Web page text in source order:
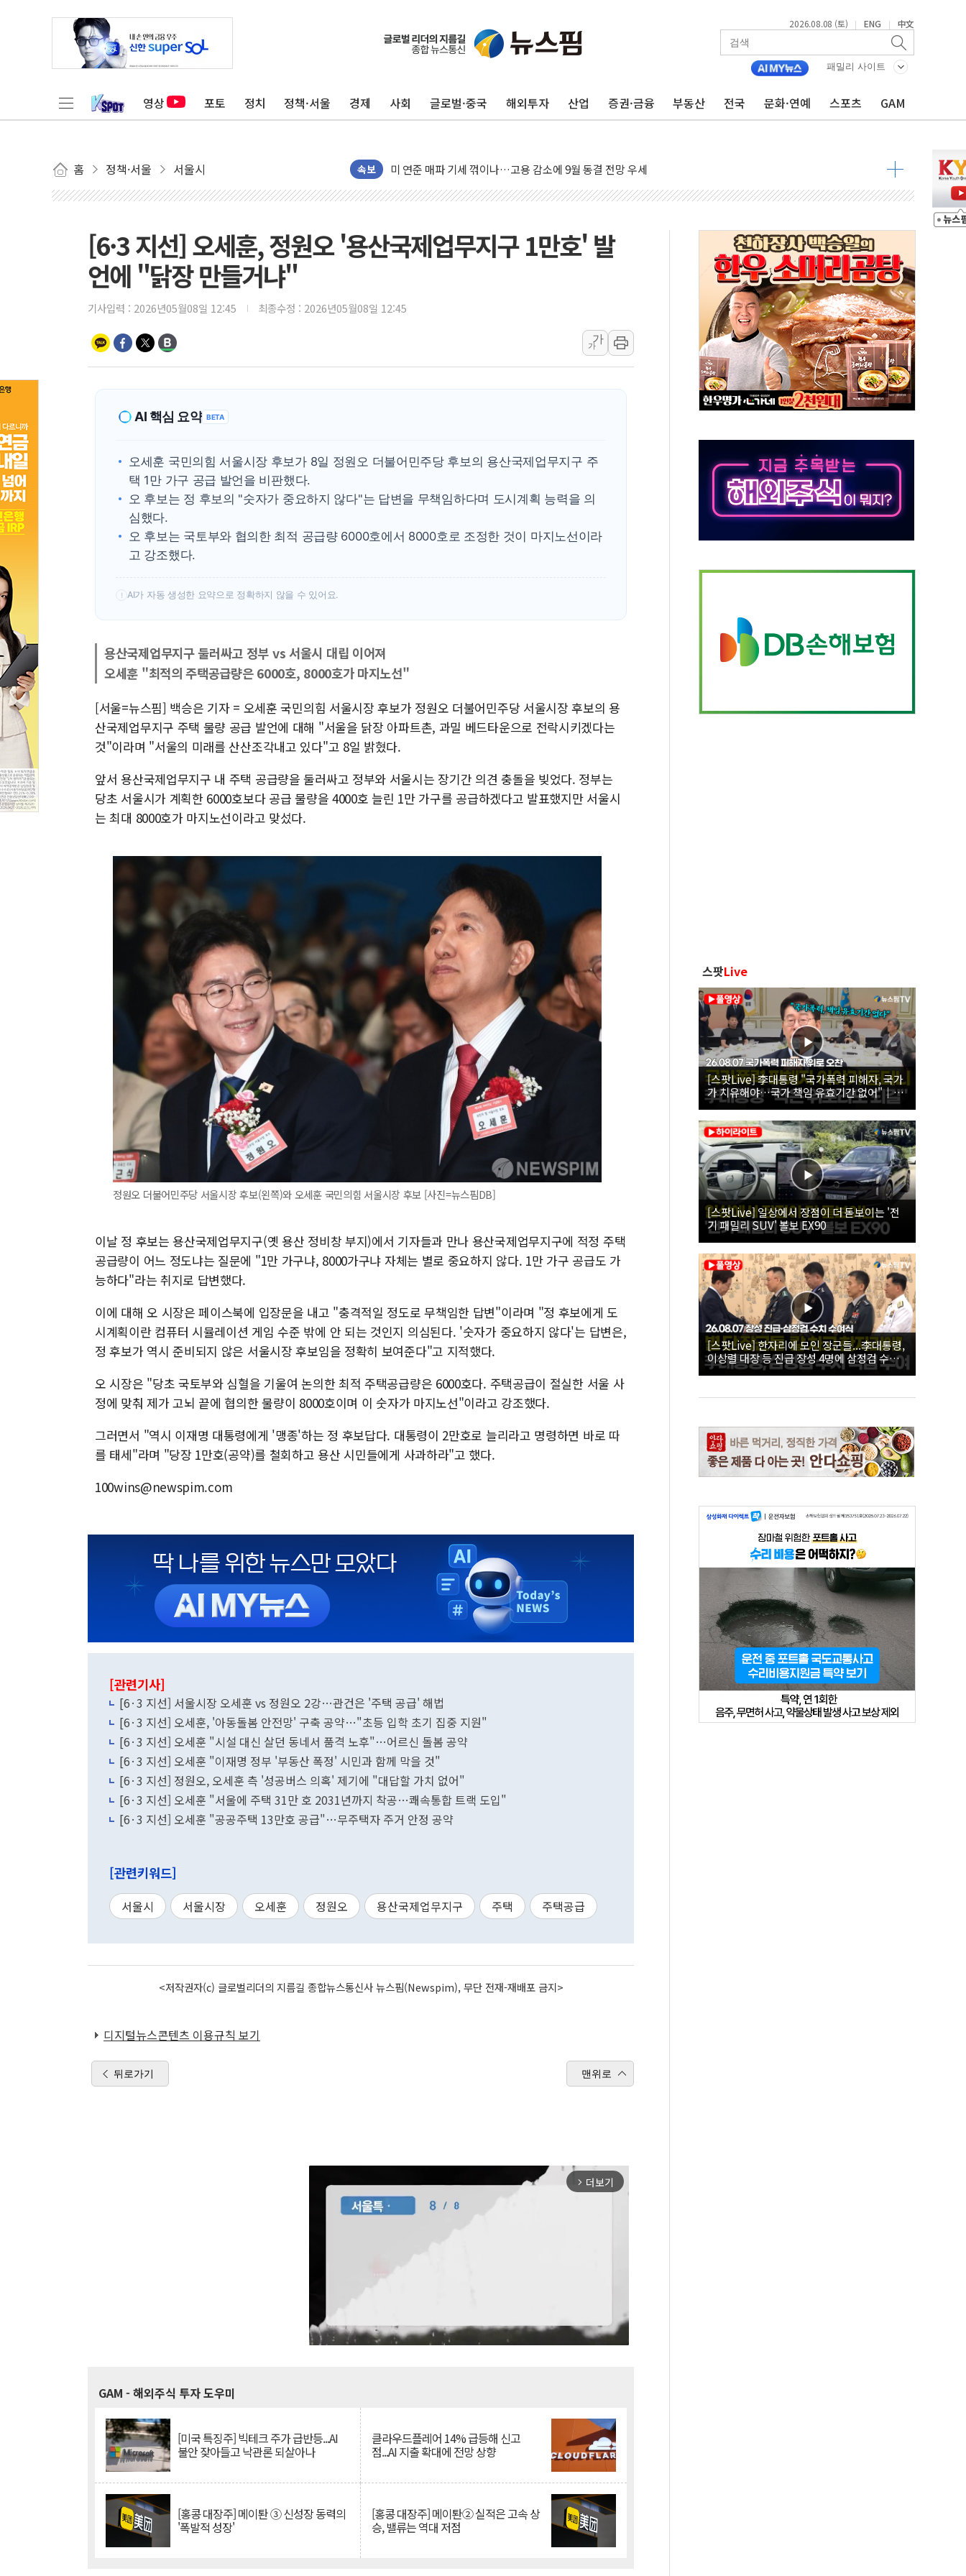
2026.08.08 (토) | ENG | 中文
패밀리 사이트
영상 포토 정치 정책·서울 경제 사회 글로벌·중국 해외투자 산업 증권·금융 부동산 전국 문화·연예 스포츠 GAM
홈 정책·서울 서울시 속보
민주, 오늘 제주·인천 경선 결과 발표...'김민석 재역전 vs 정청래 격차 확대'
트럼프, 쿡 연준 이사 해임 재추진…"26일까지 의혹 소명" 요구
[종합] 이슬람 수니파 3국, '공동방위협정' 체결… 이스라엘·이란 위협에 맞설 자체 억지력 강화
트럼프, 백신·자폐증 행정명령 검토…"이르면 다음 주"
이란 핵심 원유 수출항 '하르그섬', 최근 1주일 이상 '올스톱'… 美 해상봉쇄 영향
美 고용 쇼크에 엔화 장중 급등…시장은 "또 개입했나" 촉각
뉴욕증시 프리뷰, 美 고용 쇼크에 금리 인상 우려 후퇴…나스닥 선물 1%대 상승
[종합] 美 7월 고용 2만3000명 감소 '쇼크'…9월 금리 인상 기대 후퇴
[사진] 이슬람 수니파 3개국, 공동방위협정 체결
뉴욕증시 개장 전 특징주...아틀라시안·클라우드플레어·태양광주↑ VS 트레이드데스크·웬디스↓
보훈부, 미 DPAA와 MOU… "6·25 미군 실종자 7359명 끝까지 찾겠다"
李 "해남 태양광, 대한민국 다음 100년 밑거름…수도권 집중 완화 전환점"
[6·3 지선] 오세훈, 정원오 '용산국제업무지구 1만호' 발
언에 "닭장 만들거냐"
기사입력 : 2026년05월08일 12:45 최종수정 : 2026년05월08일 12:45
가
가
AI 핵심 요약 BETA
오세훈 국민의힘 서울시장 후보가 8일 정원오 더불어민주당 후보의 용산국제업무지구 주
택 1만 가구 공급 발언을 비판했다.
오 후보는 정 후보의 "숫자가 중요하지 않다"는 답변을 무책임하다며 도시계획 능력을 의
심했다.
오 후보는 국토부와 협의한 최적 공급량 6000호에서 8000호로 조정한 것이 마지노선이라
고 강조했다.
! AI가 자동 생성한 요약으로 정확하지 않을 수 있어요.
용산국제업무지구 둘러싸고 정부 vs 서울시 대립 이어져
오세훈 "최적의 주택공급량은 6000호, 8000호가 마지노선"
[서울=뉴스핌] 백승은 기자 = 오세훈 국민의힘 서울시장 후보가 정원오 더불어민주당 서울시장 후보의 용
산국제업무지구 주택 물량 공급 발언에 대해 "서울을 닭장 아파트촌, 과밀 베드타운으로 전락시키겠다는
것"이라며 "서울의 미래를 산산조각내고 있다"고 8일 밝혔다.
앞서 용산국제업무지구 내 주택 공급량을 둘러싸고 정부와 서울시는 장기간 의견 충돌을 빚었다. 정부는
당초 서울시가 계획한 6000호보다 공급 물량을 4000호 늘린 1만 가구를 공급하겠다고 발표했지만 서울시
는 최대 8000호가 마지노선이라고 맞섰다.
정원오 더불어민주당 서울시장 후보(왼쪽)와 오세훈 국민의힘 서울시장 후보 [사진=뉴스핌DB]
이날 정 후보는 용산국제업무지구(옛 용산 정비창 부지)에서 기자들과 만나 용산국제업무지구에 적정 주택
공급량이 어느 정도냐는 질문에 "1만 가구냐, 8000가구냐 자체는 별로 중요하지 않다. 1만 가구 공급도 가
능하다"라는 취지로 답변했다.
이에 대해 오 시장은 페이스북에 입장문을 내고 "충격적일 정도로 무책임한 답변"이라며 "정 후보에게 도
시계획이란 컴퓨터 시뮬레이션 게임 수준 밖에 안 되는 것인지 의심된다. '숫자가 중요하지 않다'는 답변은,
정 후보가 역시 준비되지 않은 서울시장 후보임을 정확히 보여준다"고 지적했다.
오 시장은 "당초 국토부와 심혈을 기울여 논의한 최적 주택공급량은 6000호다. 주택공급이 절실한 서울 사
정에 맞춰 제가 고뇌 끝에 협의한 물량이 8000호이며 이 숫자가 마지노선"이라고 강조했다.
그러면서 "역시 이재명 대통령에게 '맹종'하는 정 후보답다. 대통령이 2만호로 늘리라고 명령하면 바로 따
를 태세"라며 "당장 1만호(공약)를 철회하고 용산 시민들에게 사과하라"고 했다.
100wins@newspim.com
[관련기사]
[6·3 지선] 서울시장 오세훈 vs 정원오 2강…관건은 '주택 공급' 해법
[6·3 지선] 오세훈, '아동돌봄 안전망' 구축 공약…"초등 입학 초기 집중 지원"
[6·3 지선] 오세훈 "시설 대신 살던 동네서 품격 노후"…어르신 돌봄 공약
[6·3 지선] 오세훈 "이재명 정부 '부동산 폭정' 시민과 함께 막을 것"
[6·3 지선] 정원오, 오세훈 측 '성공버스 의혹' 제기에 "대답할 가치 없어"
[6·3 지선] 오세훈 "서울에 주택 31만 호 2031년까지 착공…쾌속통합 트랙 도입"
[6·3 지선] 오세훈 "공공주택 13만호 공급"…무주택자 주거 안정 공약
[관련키워드]
서울시 서울시장 오세훈 정원오 용산국제업무지구 주택 주택공급
<저작권자(c) 글로벌리더의 지름길 종합뉴스통신사 뉴스핌(Newspim), 무단 전재-재배포 금지>
디지털뉴스콘텐츠 이용규칙 보기
뒤로가기 맨위로
arrow_forward_ios 더보기
GAM - 해외주식 투자 도우미
[미국 특징주] 빅테크 주가 급반등...AI
불안 잦아들고 낙관론 되살아나
클라우드플레어 14% 급등해 신고
점...AI 지출 확대에 전망 상향
[홍콩 대장주] 메이퇀 ③ 신성장 동력의
'폭발적 성장'
[홍콩 대장주] 메이퇀② 실적은 고속 상
승, 밸류는 역대 저점
스팟Live
[스팟Live] 李대통령 "국가폭력 피해자, 국가
가 치유해야…국가 책임 유효기간 없어"｜
26.08.07 국가폭력 피해자 위로 오찬
[스팟Live] 일상에서 장점이 더 돋보이는 '전
기 패밀리 SUV' 볼보 EX90
[스팟Live] 한자리에 모인 장군들...李대통령,
이상렬 대장 등 진급 장성 4명에 삼정검 수치
직접 수여｜26.08.07 장성 진급·삼정검 수치